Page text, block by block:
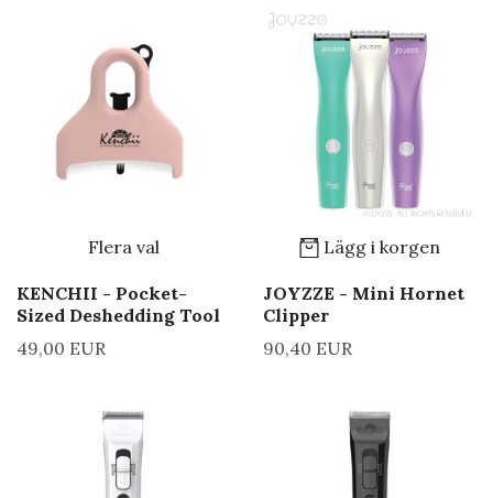
Flera val
KENCHII - Pocket-
Sized Deshedding Tool
49,00 EUR
Lägg i korgen
JOYZZE - Mini Hornet
Clipper
90,40 EUR